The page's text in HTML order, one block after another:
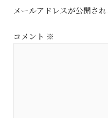
メールアドレスが公開され
コメント ※